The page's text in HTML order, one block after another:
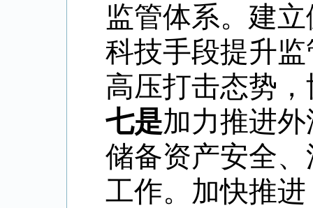
监管体系。建
科技手段提升
高压打击态势
七是加力推进
储备资产安全
工作。加快推